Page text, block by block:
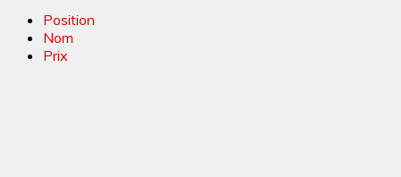
Position
Nom
Prix